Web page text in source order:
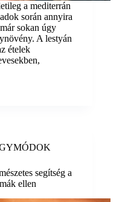
a mediterrán
során annyira
sokan úgy
A lestyán
ételek
segítség a
ellen